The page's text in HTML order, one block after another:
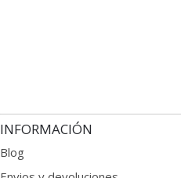
INFORMACIÓN
Blog